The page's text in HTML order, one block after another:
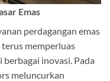
Emas
perdagangan emas
terus memperluas
inovasi. Pada
meluncurkan